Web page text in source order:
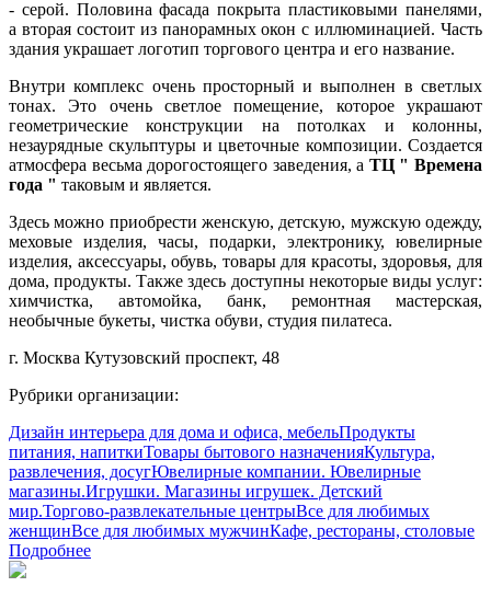
- серой. Половина фасада покрыта пластиковыми панелями,
а вторая состоит из панорамных окон с иллюминацией. Часть
здания украшает логотип торгового центра и его название.
Внутри комплекс очень просторный и выполнен в светлых
тонах. Это очень светлое помещение, которое украшают
геометрические конструкции на потолках и колонны,
незаурядные скульптуры и цветочные композиции. Создается
атмосфера весьма дорогостоящего заведения, а ТЦ " Времена
года " таковым и является.
Здесь можно приобрести женскую, детскую, мужскую одежду,
меховые изделия, часы, подарки, электронику, ювелирные
изделия, аксессуары, обувь, товары для красоты, здоровья, для
дома, продукты. Также здесь доступны некоторые виды услуг:
химчистка, автомойка, банк, ремонтная мастерская,
необычные букеты, чистка обуви, студия пилатеса.
г. Москва Кутузовский проспект, 48
Рубрики организации:
Дизайн интерьера для дома и офиса, мебельПродукты
питания, напиткиТовары бытового назначенияКультура,
развлечения, досугЮвелирные компании. Ювелирные
магазины.Игрушки. Магазины игрушек. Детский
мир.Торгово-развлекательные центрыВсе для любимых
женщинВсе для любимых мужчинКафе, рестораны, столовые
Подробнее